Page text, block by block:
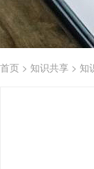
首页 > 知识共享 > 知